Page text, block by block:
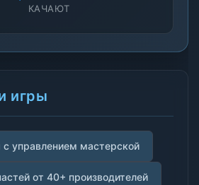
КАЧАЮТ
игры
управлением мастерской
от 40+ производителей